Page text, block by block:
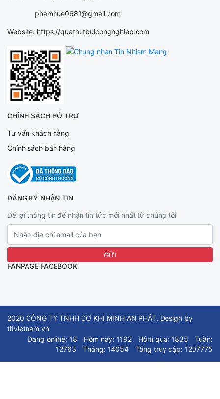
phamhue0681@gmail.com
Website: https://quathutbuicongnghiep.com
CHÍNH SÁCH HỖ TRỢ
Tư vấn khách hàng
Chính sách bán hàng
ĐĂNG KÝ NHẬN TIN
Để lại thông tin để nhận tin tức mới nhất từ chúng tôi
FANPAGE FACEBOOK
2020 CÔNG TY TNHH CƠ KHÍ MINH AN PHÁT. Design by
tltvietnam.vn
Đang online: 18
Hôm nay: 1192 Hôm qua: 1835
Tuần:
12763
Tháng: 14054 Tổng truy cập: 1207775